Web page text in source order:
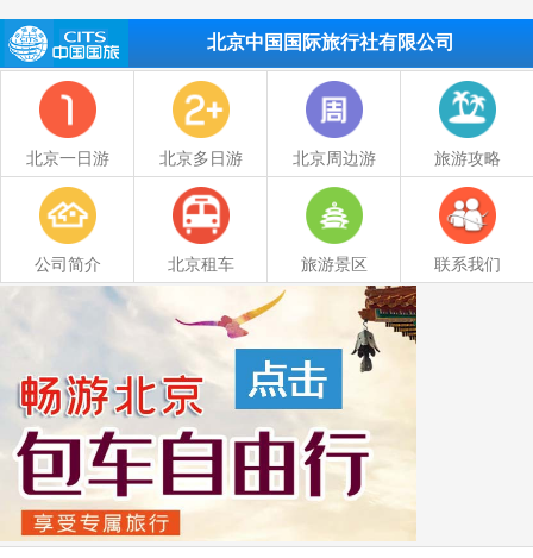
北京中国国际旅行社有限公司
北京一日游 北京多日游 北京周边游 旅游攻略
公司简介 北京租车 旅游景区 联系我们